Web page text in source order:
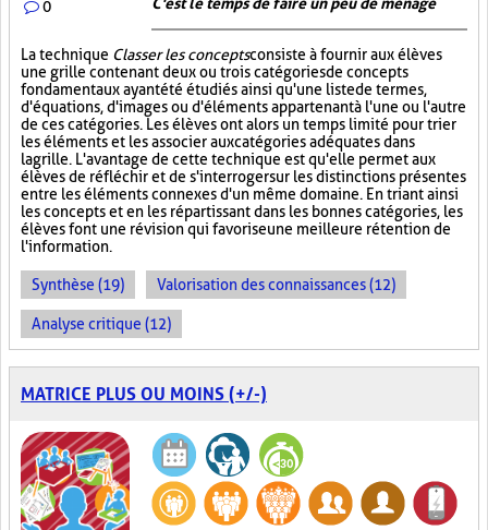
0
La technique Classer les conceptsconsiste à fournir aux élèves
une grille contenant deux ou trois catégories de concepts
fondamentaux ayant été étudiés ainsi qu'une liste de termes,
d'équations, d'images ou d'éléments appartenant à l'une ou l'autre
de ces catégories. Les élèves ont alors un temps limité pour trier
les éléments et les associer aux catégories adéquates dans
la grille. L'avantage de cette technique est qu'elle permet aux
élèves de réfléchir et de s'interroger sur les distinctions présentes
entre les éléments connexes d'un même domaine. En triant ainsi
les concepts et en les répartissant dans les bonnes catégories, les
élèves font une révision qui favorise une meilleure rétention de
l'information.
Synthèse (19) Valorisation des connaissances (12)
Analyse critique (12)
MATRICE PLUS OU MOINS (+/-)